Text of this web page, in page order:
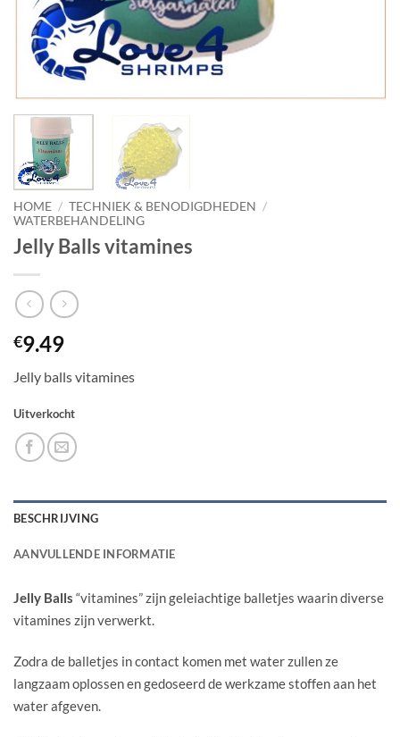
HOME / TECHNIEK & BENODIGDHEDEN /
WATERBEHANDELING
Jelly Balls vitamines
€9.49
Jelly balls vitamines
Uitverkocht
BESCHRIJVING
AANVULLENDE INFORMATIE
Jelly Balls “vitamines” zijn geleiachtige balletjes waarin diverse
vitamines zijn verwerkt.
Zodra de balletjes in contact komen met water zullen ze
langzaam oplossen en gedoseerd de werkzame stoffen aan het
water afgeven.